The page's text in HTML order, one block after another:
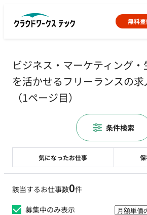
無料
ビジネス・マーケティング
を活かせるフリーランスの
（1ページ目）
該当するお仕事数0件
募集中のみ表示
気になったお仕事
条件検索